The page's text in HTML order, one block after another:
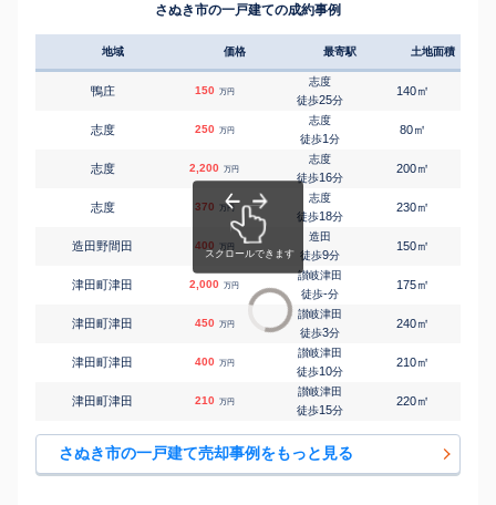
さぬき市の一戸建ての成約事例
地域 価格 最寄駅 土地面積
鴨庄 150 万円
志度
徒歩25分
140㎡
志度 250 万円
志度
徒歩1分
80㎡
志度 2,200 万円
志度
徒歩16分
200㎡
志度 370 万円
志度
徒歩18分
230㎡
造田野間田 400 万円
造田
徒歩9分
150㎡
津田町津田 2,000 万円
讃岐津田
徒歩-分
175㎡
津田町津田 450 万円
讃岐津田
徒歩3分
240㎡
津田町津田 400 万円
讃岐津田
徒歩10分
210㎡
津田町津田 210 万円
讃岐津田
徒歩15分
220㎡
さぬき市の一戸建て売却事例をもっと見る